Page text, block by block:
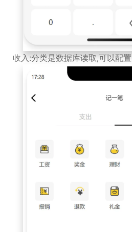
收入:分类是数据库读取,可以配置